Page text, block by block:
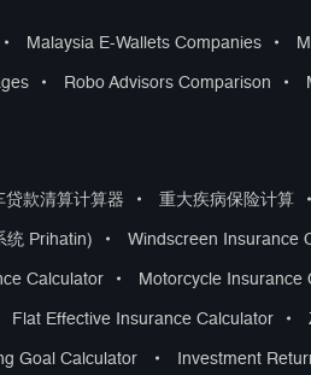
• Malaysia E-Wallets Companies •
• Robo Advisors Comparison •
贷款清算计算器 • 重大疾病保险计算 •
统 Prihatin) • Windscreen Insurance
Calculator • Motorcycle Insurance
Flat Effective Insurance Calculator •
Goal Calculator • Investment